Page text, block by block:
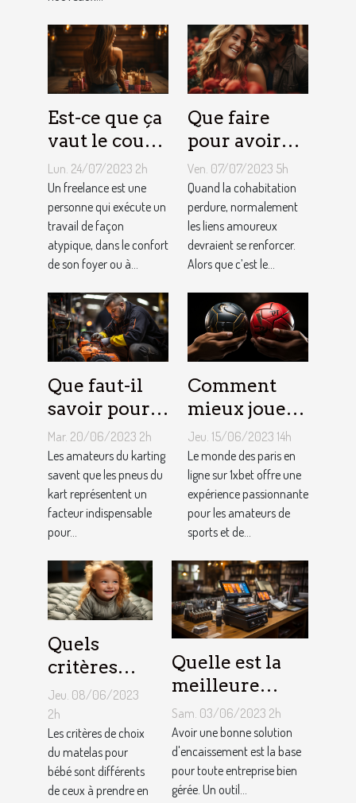
Est-ce que ça
vaut le coup
de devenir
indépendant
?
Lun. 24/07/2023 2h
Un freelance est une
personne qui exécute un
travail de façon
atypique, dans le confort
de son foyer ou à...
Que faire
pour avoir
toujours la
vie rose en
couple ?
Ven. 07/07/2023 5h
Quand la cohabitation
perdure, normalement
les liens amoureux
devraient se renforcer.
Alors que c’est le...
Que faut-il
savoir pour
un meilleur
ajustement
de la
pression des
pneus de
Kart ?
Mar. 20/06/2023 2h
Les amateurs du karting
savent que les pneus du
kart représentent un
facteur indispensable
pour...
Comment
mieux jouer
pour gagner
au jeu
1XBET ?
Jeu. 15/06/2023 14h
Le monde des paris en
ligne sur 1xbet offre une
expérience passionnante
pour les amateurs de
sports et de...
Quels
critères
pour
choisir un
matelas de
bébé ?
Jeu. 08/06/2023
2h
Les critères de choix
du matelas pour
bébé sont différents
de ceux à prendre en
Quelle est la
meilleure
solution
d'encaissement
pour votre
entreprise ?
Sam. 03/06/2023 2h
Avoir une bonne solution
d'encaissement est la base
pour toute entreprise bien
gérée. Un outil...